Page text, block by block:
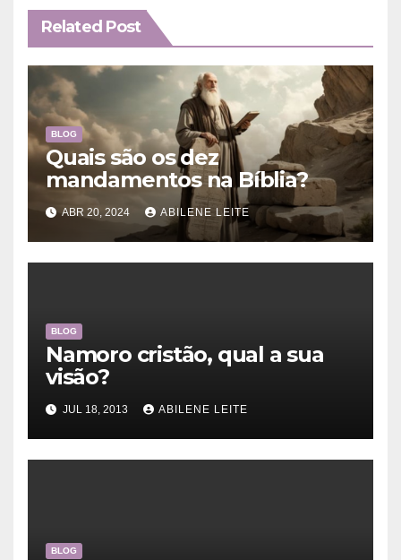
Related Post
BLOG
Quais são os dez
mandamentos na Bíblia?
ABR 20, 2024 ABILENE LEITE
BLOG
Namoro cristão, qual a sua
visão?
JUL 18, 2013 ABILENE LEITE
BLOG